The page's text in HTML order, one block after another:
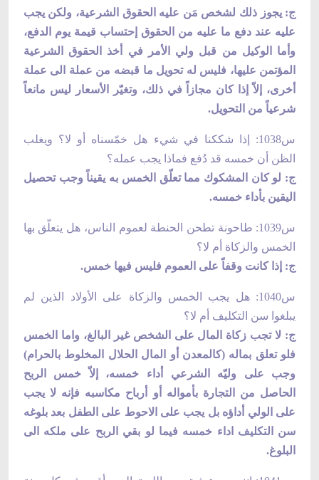
ج: يجوز ذلك لشخص مَن عليه الحقوق الشرعية، ولكن يجب
عليه عند دفع ما عليه من الحقوق إحتساب قيمة يوم الدفع،
وأما الوكيل من قبل ولي الأمر في أخذ الحقوق الشرعية
المؤتمن عليها، فليس له تحويل ما قبضه من عملة الى عملة
أخرى، إلاّ إذا كان مجازاً في ذلك، وتغيّر الأسعار ليس مانعاً
شرعياً من التحويل.
س1038: إذا شككنا في شيء هل خمّسناه أو لا؟ ويغلب
الظن أن خمسه قد دُفع فماذا يجب عمله؟
ج: لو كان المشكوك مما تعلّق الخمس به يقيناً وجب تحصيل
اليقين بأداء خمسه.
س1039: طاحونة تطحن الحنطة لعموم الناس، هل يتعلّق بها
الخمس والزكاة أم لا؟
ج: إذا كانت وقفاً على العموم فليس فيها خمس.
س1040: هل يجب الخمس والزكاة على الأولاد الذين لم
يبلغوا سن التكليف أم لا؟
ج: لا تجب زكاة المال على الشخص غير البالغ، واما الخمس
فلو تعلق بماله (كالمعدن أو المال الحلال المخلوط بالحرام)
وجب على وليّه الشرعي أداء خمسه، إلاّ خمس الربح
الحاصل من التجارة بأمواله أو أرباح مكاسبه فإنه لا يجب
على الولي أداؤه بل يجب على الاحوط على الطفل بعد بلوغه
سن التكليف اداء خمسه فيما لو بقي الربح على ملكه الى
البلوغ.